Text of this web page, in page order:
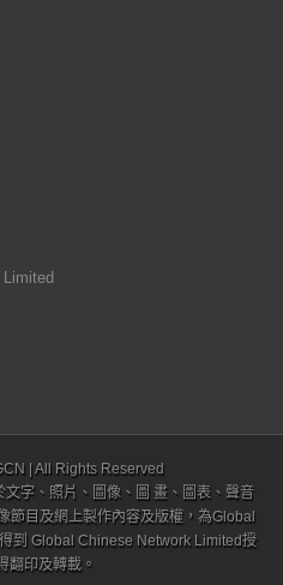
| All Rights Reserved
字、照片、圖像、圖 畫、圖表、聲音
節目及網上製作內容及版權，為Global
到 Global Chinese Network Limited授
翻印及轉載。